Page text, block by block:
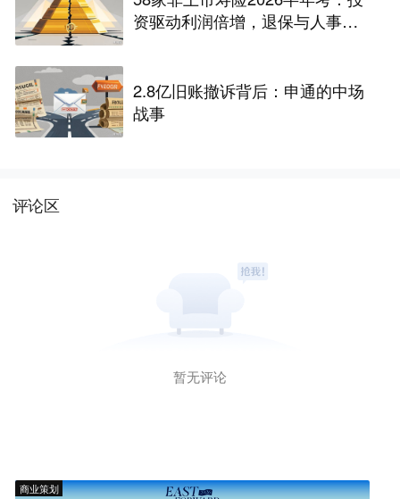
资驱动利润倍增，退保与人事风
2.8亿旧账撤诉背后：申通的中场
战事
评论区
暂无评论
商业策划